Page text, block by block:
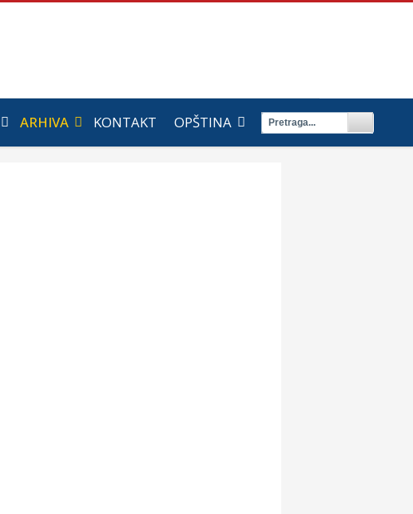
ARHIVA KONTAKT OPŠTINA